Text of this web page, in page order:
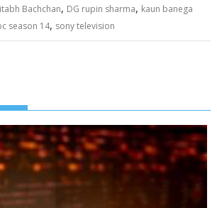
Bachchan, DG rupin sharma, kaun banega
season 14, sony television